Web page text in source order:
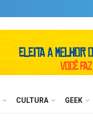
CULTURA GEEK